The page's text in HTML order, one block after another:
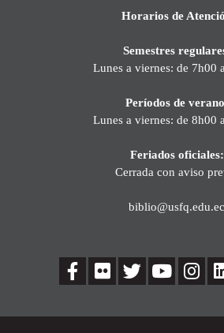
Horarios de
Semestres
Lunes a viernes: de 7h00
Períodos de
Lunes a viernes: de 8h00
Feriados oficiales:
Cerrada con aviso
biblio@usfq.edu.ec